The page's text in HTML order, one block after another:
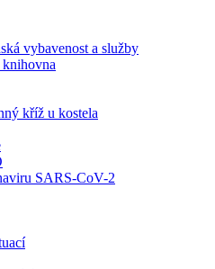
vybavenost a služby
kříž u kostela
SARS-CoV-2